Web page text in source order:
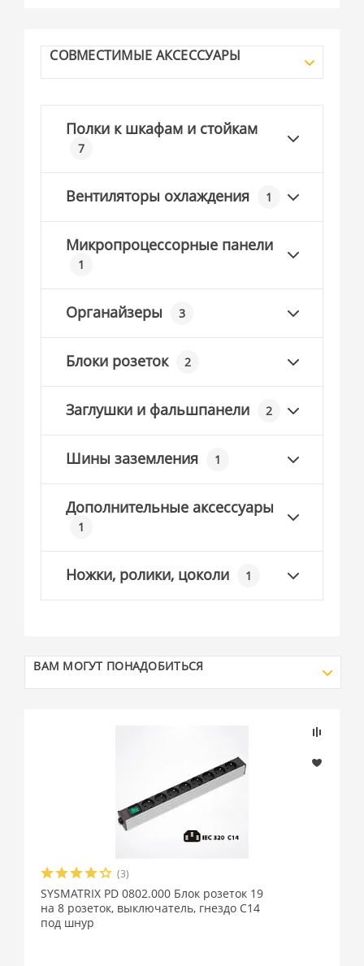
СОВМЕСТИМЫЕ АКСЕССУАРЫ
Полки к шкафам и стойкам
7
Вентиляторы охлаждения 1
Микропроцессорные панели
1
Органайзеры 3
Блоки розеток 2
Заглушки и фальшпанели 2
Шины заземления 1
Дополнительные аксессуары
1
Ножки, ролики, цоколи 1
ВАМ МОГУТ ПОНАДОБИТЬСЯ
(3)
SYSMATRIX PD 0802.000 Блок розеток 19
на 8 розеток, выключатель, гнездо C14
под шнур